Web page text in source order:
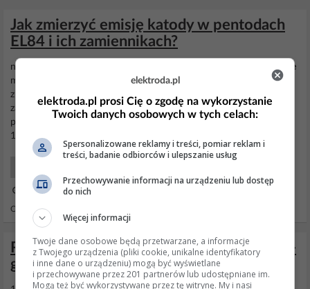
Jak zmierzyć emisję katody w pentodach
EL84 i ich zamiennikach?
no wlasnie w bierzacym EP jest miernik tylko ze tam pisza ze
emisje
mozna mierzyc tylko w triodach... jaki jest najlepszy sposob na
zbadanie
emisji
katody pentody?? np el84 i zamiennikow Jeżeli
zależy ci tylko na poziomie emisji to łączysz wszystkie elektrody
poza katodą razem, podłączasz do '+' zasilania, katodę do '-' (np
10V) i mierzysz prąd). Musisz...
02 Lut 2024 20:54
Odpowiedzi: 9 Wyświetleń: 2442
Radio zrk Bolero - Radio lampowe Bolero -
głośno buczy
elektroda.pl
elektroda.pl prosi Cię o zgodę na wykorzystanie
Twoich danych osobowych w tych celach:
Spersonalizowane reklamy i treści, pomiar reklam i
treści, badanie odbiorców i ulepszanie usług
Przechowywanie informacji na urządzeniu lub dostęp
do nich
Więcej informacji
Twoje dane osobowe będą przetwarzane, a informacje
z Twojego urządzenia (pliki cookie, unikalne identyfikatory
i inne dane o urządzeniu) mogą być wyświetlane
i przechowywane przez 201 partnerów lub udostępniane im.
Mogą też być wykorzystywane przez tę witrynę. My i nasi